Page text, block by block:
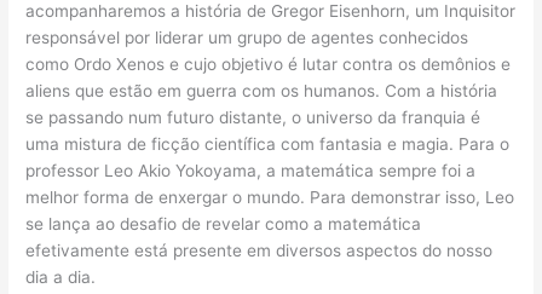
acompanharemos a história de Gregor Eisenhorn, um Inquisitor
responsável por liderar um grupo de agentes conhecidos
como Ordo Xenos e cujo objetivo é lutar contra os demônios e
aliens que estão em guerra com os humanos. Com a história
se passando num futuro distante, o universo da franquia é
uma mistura de ficção científica com fantasia e magia. Para o
professor Leo Akio Yokoyama, a matemática sempre foi a
melhor forma de enxergar o mundo. Para demonstrar isso, Leo
se lança ao desafio de revelar como a matemática
efetivamente está presente em diversos aspectos do nosso
dia a dia.